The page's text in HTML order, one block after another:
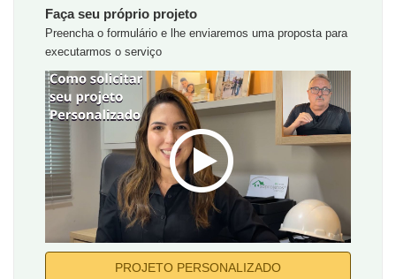
Faça seu próprio projeto
Preencha o formulário e lhe enviaremos uma proposta para
executarmos o serviço
PROJETO PERSONALIZADO